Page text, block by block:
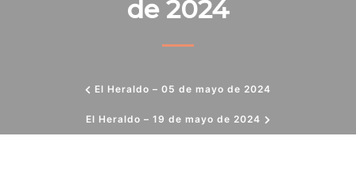
El Heraldo – 05 de mayo de 2024
de 2024
El Heraldo – 19 de mayo de 2024